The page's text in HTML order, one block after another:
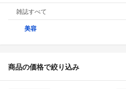
雑誌すべて
美容
商品の価格で絞り込み